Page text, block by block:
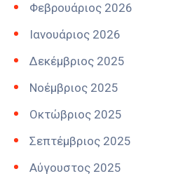
Φεβρουάριος 2026
Ιανουάριος 2026
Δεκέμβριος 2025
Νοέμβριος 2025
Οκτώβριος 2025
Σεπτέμβριος 2025
Αύγουστος 2025